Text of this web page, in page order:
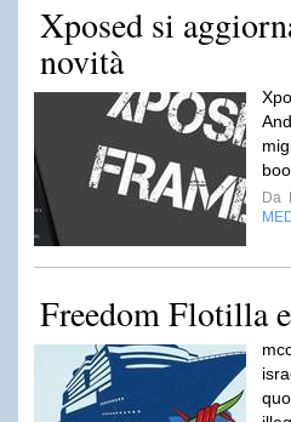
Xposed si
novità
Da
Freedom Flotilla